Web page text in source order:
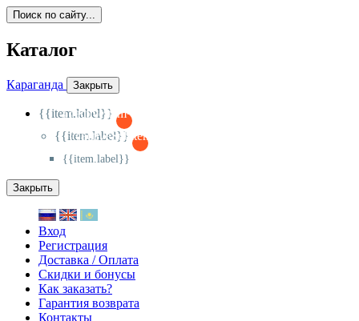
Поиск по сайту...
Каталог
Караганда Закрыть
{{item.label}}
{{activeItem==item.id?'-
{{item.label}}
{{activeSubitem==item.id?'-
{{item.label}}
Закрыть
Вход
Регистрация
Доставка / Оплата
Скидки и бонусы
Как заказать?
Гарантия возврата
Контакты